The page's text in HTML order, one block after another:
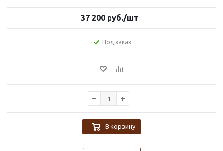
37 200 руб./шт
Под заказ
В корзину